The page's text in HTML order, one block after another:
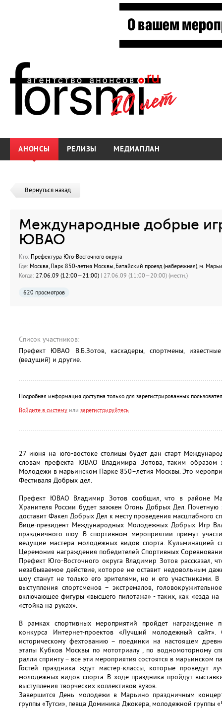
АНОНСЫ РЕЛИЗЫ МЕДИАПЛАН
Вернуться назад
Международные добрые
ЮВАО
Кто: Префектура Юго-Восточного округа
Где: Москва, Парк 850-летия Москвы, Батайский проезд (набережная), м.
Когда: 27.06.09 (12:00—21:00) | 27.06.09 (11:00—20:00) (местн.)
620 просмотров
Список участников:
Префект ЮВАО В.Б.Зотов, каскадеры, спортмены,
(ведущий) и другие.
Подробная информация доступна только для зарегистрированных
Войдите в систему или зарегистрируйтесь
27 июня на юго-востоке столицы будет дан старт
словам префекта ЮВАО Владимира Зотова, таким образом
Молодежи в марьинском Парке 850–летия Москвы. Это
Фестиваля Добрых дел.
Префект ЮВАО Владимир Зотов сообщил, что в районе
Хранителя России будет зажжен Огонь Добрых Дел. Почетную
доставит Факел Добрых Дел к месту проведения масштабного
Вице-президент Международных Молодежных Добрых Игр
праздничного шоу. В спортивном мероприятии примут
ведущие мастера молодёжных видов спорта. Кульминацией
Церемония награждения победителей Спортивных
Префект Юго-Восточного округа Владимир Зотов рассказал,
незабываемое действие, которое не оставит недовольным
шоу станут не только его зрителями, но и его участниками.
выступления спортсменов – экстремалов,
включающее фигуры «высшего пилотажа» - таких, как «езда
«стойка на руках».
В рамках спортивных мероприятий пройдет награждение
конкурса Интернет-проектов «Лучший молодежный
историческому фехтованию – поединки на настоящем
этапы Кубков Москвы по мототриалу , по водномоторному
ралли спринту – все эти мероприятия состоятся в марьинском
Гостей праздника ждут мастер-классы, которые проведут
молодёжных видов спорта. В ходе праздника пройдут
выступления творческих коллективов вузов.
Завершится День молодежи в Марьино праздничным
группы «Тутси», певца Доминика Джокера, молодежной группы